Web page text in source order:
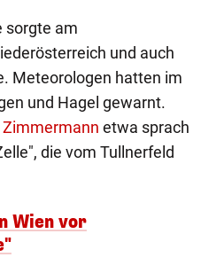
sorgte am
und auch
Meteorologen hatten im
und Hagel gewarnt.
Zimmermann etwa sprach
die vom Tullnerfeld
Wien vor